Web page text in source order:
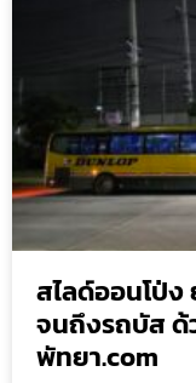
สไลด์ออนโป่
จนถึงรถบัส
พัทยา.com